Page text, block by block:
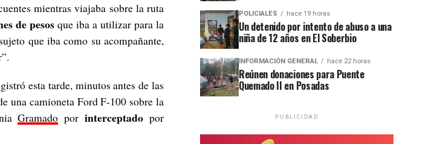
mientras viajaba sobre la ruta
de pesos que iba a utilizar para la
que iba como su acompañante,
esta tarde, minutos antes de las
una camioneta Ford F-100 sobre la
Gramado porinterceptado por
POLICIALES hace 19 horas
Un detenido por intento de abuso a una
niña de 12 años en El Soberbio
INFORMACIÓN GENERAL hace 22 horas
Reúnen donaciones para Puente
Quemado II en Posadas
PUBLICIDAD